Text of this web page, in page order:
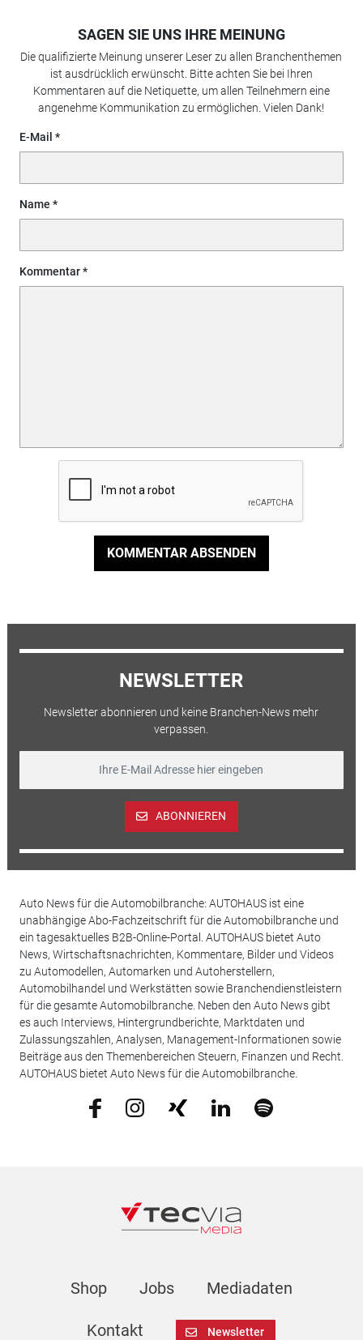
SAGEN SIE UNS IHRE MEINUNG
Die qualifizierte Meinung unserer Leser zu allen Branchenthemen
ist ausdrücklich erwünscht. Bitte achten Sie bei Ihren
Kommentaren auf die Netiquette, um allen Teilnehmern eine
angenehme Kommunikation zu ermöglichen. Vielen Dank!
E-Mail
Name
Kommentar
KOMMENTAR ABSENDEN
NEWSLETTER
Newsletter abonnieren und keine Branchen-News mehr
verpassen.
ABONNIEREN
Auto News für die Automobilbranche: AUTOHAUS ist eine
unabhängige Abo-Fachzeitschrift für die Automobilbranche und
ein tagesaktuelles B2B-Online-Portal. AUTOHAUS bietet Auto
News, Wirtschaftsnachrichten, Kommentare, Bilder und Videos
zu Automodellen, Automarken und Autoherstellern,
Automobilhandel und Werkstätten sowie Branchendienstleistern
für die gesamte Automobilbranche. Neben den Auto News gibt
es auch Interviews, Hintergrundberichte, Marktdaten und
Zulassungszahlen, Analysen, Management-Informationen sowie
Beiträge aus den Themenbereichen Steuern, Finanzen und Recht.
AUTOHAUS bietet Auto News für die Automobilbranche.
Shop Jobs Mediadaten
Kontakt Newsletter